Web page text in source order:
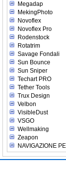
Megadap
MekingPhoto
Novoflex
Novoflex Pro
Rodenstock
Rotatrim
Savage Fondali
Sun Bounce
Sun Sniper
Techart PRO
Tether Tools
Trux Design
Velbon
VisibleDust
VSGO
Wellmaking
Zeapon
NAVIGAZIONE